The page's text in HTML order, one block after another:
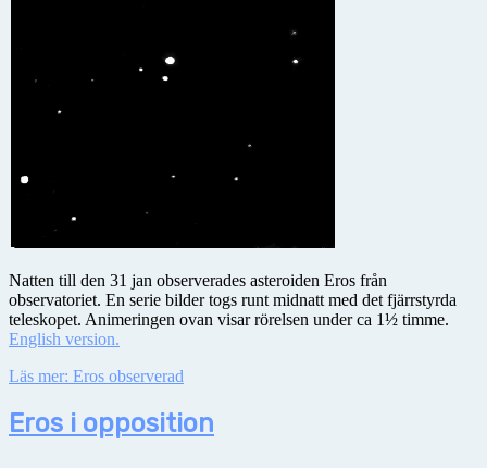
Natten till den 31 jan observerades asteroiden Eros från
observatoriet. En serie bilder togs runt midnatt med det fjärrstyrda
teleskopet. Animeringen ovan visar rörelsen under ca 1½ timme.
English version.
Läs mer: Eros observerad
Eros i opposition